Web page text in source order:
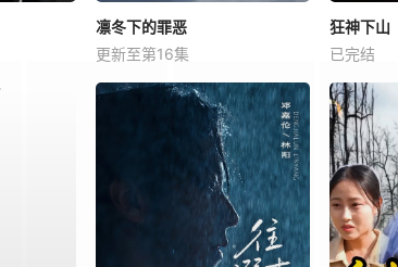
凛冬下的罪恶
更新至第16集
狂神下山
已完结